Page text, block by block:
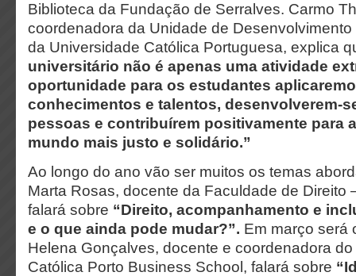
Biblioteca da Fundação de Serralves. Carmo
coordenadora da Unidade de
da Universidade Católica Portuguesa, explica
universitário não é apenas uma atividade
oportunidade para os estudantes
conhecimentos e talentos, desenvolverem-
pessoas e contribuírem positivamente para
mundo mais justo e solidário.”
Ao longo do ano vão ser muitos os temas
Marta Rosas, docente da Faculdade de Direito
falará sobre “Direito, acompanhamento e
e o que ainda pode mudar?”. Em março será
Helena Gonçalves, docente e coordenadora
Católica Porto Business School, falará sobre